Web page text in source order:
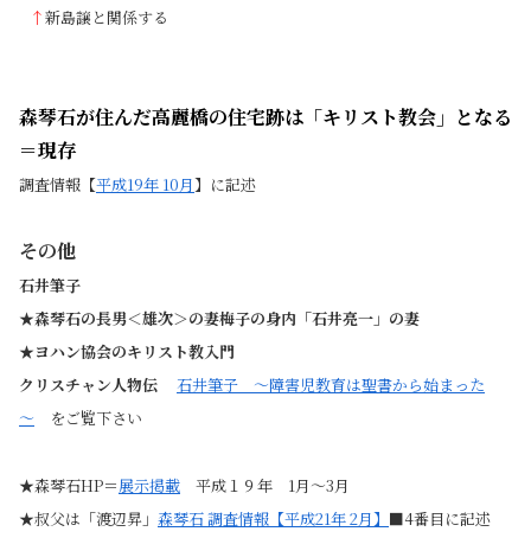
↑新島譲と関係する
森琴石が住んだ高麗橋の住宅跡は「キリスト教会」となる
＝現存
調査情報【平成19年 10月】に記述
その他
石井筆子
★森琴石の長男＜雄次＞の妻梅子の身内「石井亮一」の妻
★ヨハン協会のキリスト教入門
クリスチャン人物伝 石井筆子 ～障害児教育は聖書から始まった
～ をご覧下さい
★森琴石HP＝展示掲載 平成１９年 1月～3月
★叔父は「渡辺昇」 森琴石 調査情報【平成21年 2月】 ■4番目に記述